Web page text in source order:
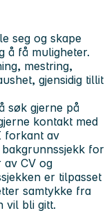
seg og skape
å få muligheter.
mestring,
gjensidig tillit
søk gjerne på
kontakt med
forkant av
for
CV og
er tilpasset
samtykke fra
vil bli gitt.